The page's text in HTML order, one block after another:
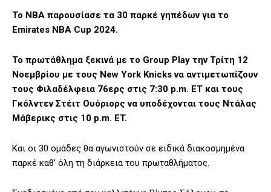
Το ΝΒΑ παρουσίασε τα 30 παρκέ γηπέδων για το
Emirates NBA Cup 2024.
Το πρωτάθλημα ξεκινά με το Group Play την Τρίτη 12
Νοεμβρίου με τους New York Knicks να αντιμετωπίζουν
τους Φιλαδέλφεια 76ερς στις 7:30 p.m. ET και τους
Γκόλντεν Στέιτ Ουόριορς να υποδέχονται τους Ντάλας
Μάβερικς στις 10 p.m. ET.
Και οι 30 ομάδες θα αγωνιστούν σε ειδικά διακοσμημένα
παρκέ καθ’ όλη τη διάρκεια του πρωταθλήματος.